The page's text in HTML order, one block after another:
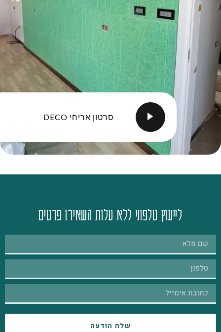
סרטון אריחי DECO
לייעוץ טלפוני ללא עלות השאירו פרטים
שלח הודעה